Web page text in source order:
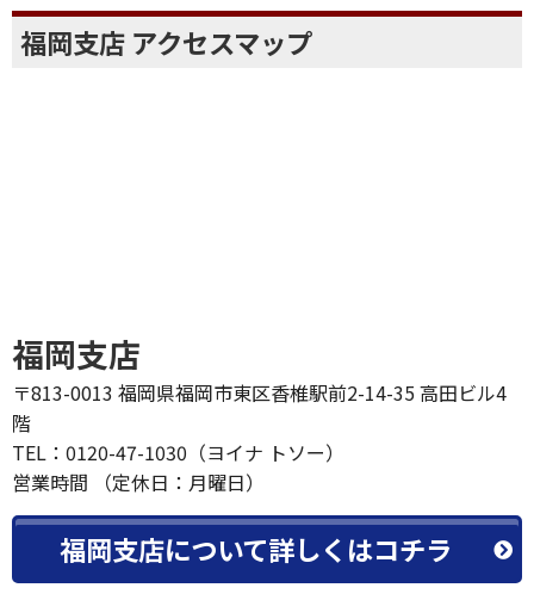
福岡支店 アクセスマップ
福岡支店
〒813-0013 福岡県福岡市東区香椎駅前2-14-35 高田ビル4
階
TEL：0120-47-1030（ヨイナ トソー）
営業時間 （定休日：月曜日）
福岡支店について詳しくはコチラ